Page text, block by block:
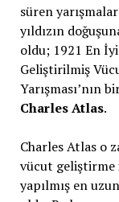
süren
yıldızın
oldu; 1921 En İyi
Geliştirilmiş
Yarışması’nın
Charles Atlas.
Charles Atlas o
vücut geliştirme
yapılmış en